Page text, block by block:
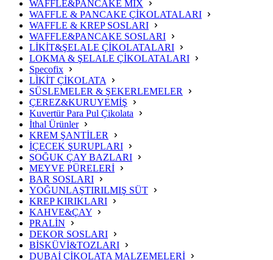
WAFFLE&PANCAKE MİX
WAFFLE & PANCAKE ÇİKOLATALARI
WAFFLE & KREP SOSLARI
WAFFLE&PANCAKE SOSLARI
LİKİT&ŞELALE ÇİKOLATALARI
LOKMA & ŞELALE ÇİKOLATALARI
Specofix
LİKİT ÇİKOLATA
SÜSLEMELER & ŞEKERLEMELER
ÇEREZ&KURUYEMİŞ
Kuvertür Para Pul Çikolata
İthal Ürünler
KREM ŞANTİLER
İÇECEK ŞURUPLARI
SOĞUK ÇAY BAZLARI
MEYVE PÜRELERİ
BAR SOSLARI
YOĞUNLAŞTIRILMIŞ SÜT
KREP KIRIKLARI
KAHVE&ÇAY
PRALİN
DEKOR SOSLARI
BİSKÜVİ&TOZLARI
DUBAİ ÇİKOLATA MALZEMELERİ